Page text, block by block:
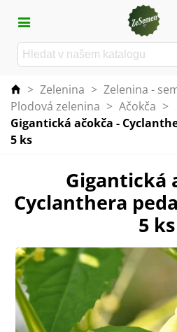
> Zelenina > Zelenina -
Plodová zelenina > Ačokča >
Gigantická ačokča -
5 ks
Gigantická
Cyclanthera
5 ks